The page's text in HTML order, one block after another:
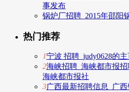
事发布
锅炉厂招聘_2015年邵阳
热门推荐
1宁波 招聘_judy0628的
2海峡招聘_海峡都市报
海峡都市报社
3广西最新招聘信息_广